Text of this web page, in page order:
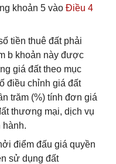
khoản 5 vào Điều 4
tiền thuê đất phải
b khoản này được
giá đất theo mục
điều chỉnh giá đất
trăm (%) tính đơn giá
thương mại, dịch vụ
hành.
điểm đấu giá quyền
sử dụng đất